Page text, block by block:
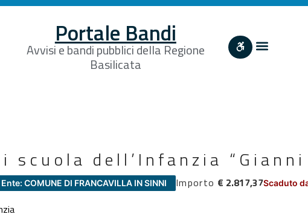
Portale Bandi
Avvisi e bandi pubblici della Regione
Basilicata
scuola dell’Infanzia “Gianni
Ente: COMUNE DI FRANCAVILLA IN SINNI Importo € 2.817,37Scaduto